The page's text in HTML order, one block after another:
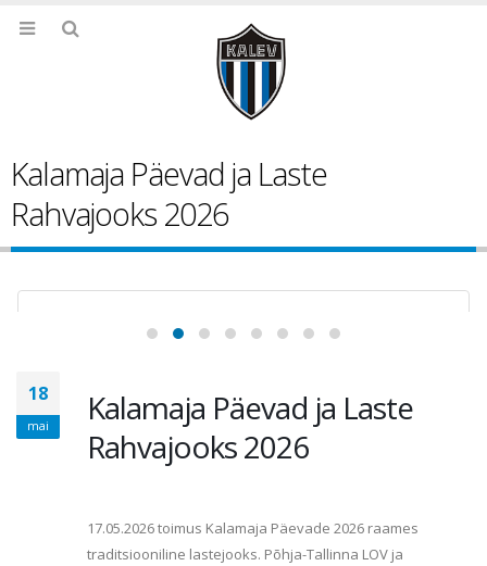
Kalamaja Päevad ja Laste
Rahvajooks 2026
18
mai
Kalamaja Päevad ja Laste
Rahvajooks 2026
17.05.2026 toimus Kalamaja Päevade 2026 raames
traditsiooniline lastejooks. Põhja-Tallinna LOV ja